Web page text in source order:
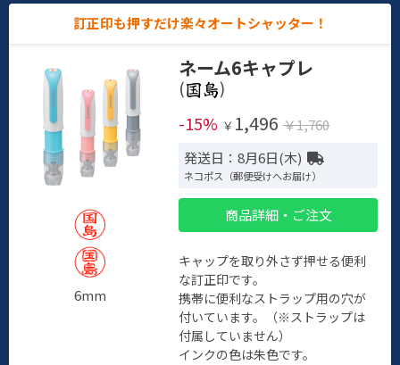
訂正印も押すだけ楽々オートシャッター！
6mm
ネーム6キャプレ
(
)
-15% ￥ 1,496 ￥1,760
発送日：8月6日(木)
ネコポス（郵便受けへお届け）
商品詳細・ご注文
キャップを取り外さず押せる便利
な訂正印です。
携帯に便利なストラップ用の穴が
付いています。（※ストラップは
付属していません）
インクの色は朱色です。